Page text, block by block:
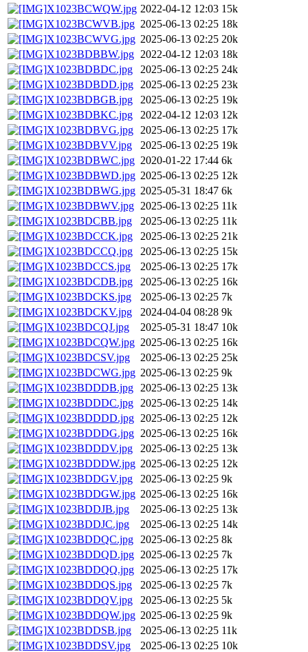
X1023BCWQW.jpg 2022-04-12 12:03 15k
X1023BCWVB.jpg 2025-06-13 02:25 18k
X1023BCWVG.jpg 2025-06-13 02:25 20k
X1023BDBBW.jpg 2022-04-12 12:03 18k
X1023BDBDC.jpg
2025-06-13 02:25 24k
X1023BDBDD.jpg
2025-06-13 02:25 23k
X1023BDBGB.jpg
2025-06-13 02:25 19k
X1023BDBKC.jpg
2022-04-12 12:03 12k
X1023BDBVG.jpg
2025-06-13 02:25 17k
X1023BDBVV.jpg
2025-06-13 02:25 19k
X1023BDBWC.jpg 2020-01-22 17:44 6k
X1023BDBWD.jpg 2025-06-13 02:25 12k
X1023BDBWG.jpg 2025-05-31 18:47 6k
X1023BDBWV.jpg 2025-06-13 02:25 11k
X1023BDCBB.jpg
2025-06-13 02:25 11k
X1023BDCCK.jpg
2025-06-13 02:25 21k
X1023BDCCQ.jpg
2025-06-13 02:25 15k
X1023BDCCS.jpg
2025-06-13 02:25 17k
X1023BDCDB.jpg
2025-06-13 02:25 16k
X1023BDCKS.jpg
2025-06-13 02:25 7k
X1023BDCKV.jpg
2024-04-04 08:28 9k
X1023BDCQJ.jpg
2025-05-31 18:47 10k
X1023BDCQW.jpg 2025-06-13 02:25 16k
X1023BDCSV.jpg
2025-06-13 02:25 25k
X1023BDCWG.jpg 2025-06-13 02:25 9k
X1023BDDDB.jpg
2025-06-13 02:25 13k
X1023BDDDC.jpg
2025-06-13 02:25 14k
X1023BDDDD.jpg 2025-06-13 02:25 12k
X1023BDDDG.jpg 2025-06-13 02:25 16k
X1023BDDDV.jpg
2025-06-13 02:25 13k
X1023BDDDW.jpg 2025-06-13 02:25 12k
X1023BDDGV.jpg
2025-06-13 02:25 9k
X1023BDDGW.jpg 2025-06-13 02:25 16k
X1023BDDJB.jpg
2025-06-13 02:25 13k
X1023BDDJC.jpg
2025-06-13 02:25 14k
X1023BDDQC.jpg
2025-06-13 02:25 8k
X1023BDDQD.jpg 2025-06-13 02:25 7k
X1023BDDQQ.jpg 2025-06-13 02:25 17k
X1023BDDQS.jpg
2025-06-13 02:25 7k
X1023BDDQV.jpg
2025-06-13 02:25 5k
X1023BDDQW.jpg 2025-06-13 02:25 9k
X1023BDDSB.jpg
2025-06-13 02:25 11k
X1023BDDSV.jpg
2025-06-13 02:25 10k